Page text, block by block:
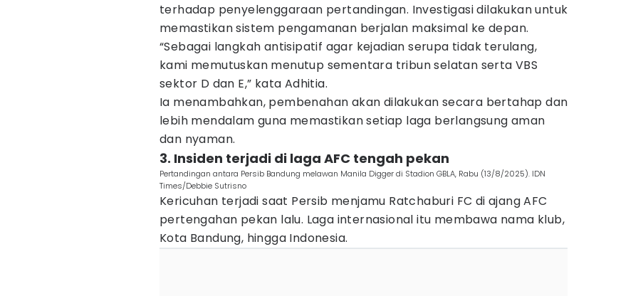
terhadap penyelenggaraan pertandingan. Investigasi dilakukan untuk
memastikan sistem pengamanan berjalan maksimal ke depan.
“Sebagai langkah antisipatif agar kejadian serupa tidak terulang,
kami memutuskan menutup sementara tribun selatan serta VBS
sektor D dan E,” kata Adhitia.
Ia menambahkan, pembenahan akan dilakukan secara bertahap dan
lebih mendalam guna memastikan setiap laga berlangsung aman
dan nyaman.
3. Insiden terjadi di laga AFC tengah pekan
Pertandingan antara Persib Bandung melawan Manila Digger di Stadion GBLA, Rabu (13/8/2025). IDN
Times/Debbie Sutrisno
Kericuhan terjadi saat Persib menjamu Ratchaburi FC di ajang AFC
pertengahan pekan lalu. Laga internasional itu membawa nama klub,
Kota Bandung, hingga Indonesia.